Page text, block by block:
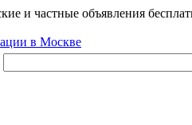
и частные объявления